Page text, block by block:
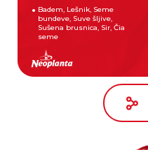
Badem, Lešnik, Seme
bundeve, Suve šljive,
Sušena brusnica, Sir, Čia
seme